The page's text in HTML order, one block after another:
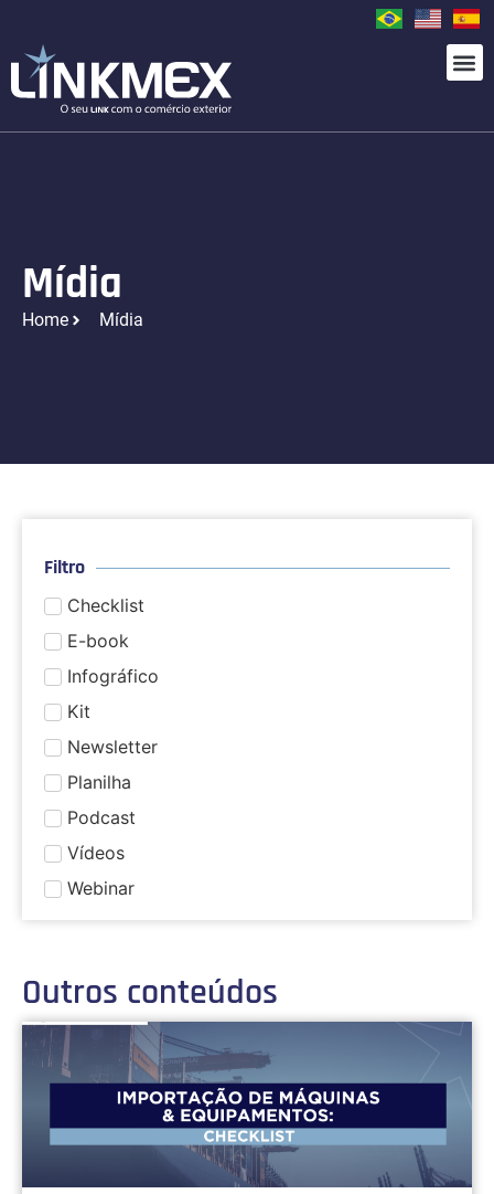
Mídia
Home Mídia
Filtro
Checklist
E-book
Infográfico
Kit
Newsletter
Planilha
Podcast
Vídeos
Webinar
Outros conteúdos